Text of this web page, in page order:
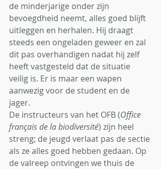
de minderjarige onder zijn
bevoegdheid neemt, alles goed blijft
uitleggen en herhalen. Hij draagt
steeds een ongeladen geweer en zal
dit pas overhandigen nadat hij zelf
heeft vastgesteld dat de situatie
veilig is. Er is maar een wapen
aanwezig voor de student en de
jager.
De instructeurs van het OFB (Office
français de la biodiversité) zijn heel
streng; de jeugd verlaat pas de sectie
als ze alles goed hebben gedaan. Op
de valreep ontvingen we thuis de